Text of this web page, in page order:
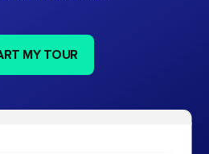
MY TOUR